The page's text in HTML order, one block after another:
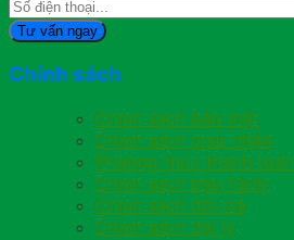
Chính sách
Chính sách bảo mật
Chính sách giao nhận
Phương thức thanh toán
Chính sách bảo hành
Chính sách đổi trả
Chính sách đại lý